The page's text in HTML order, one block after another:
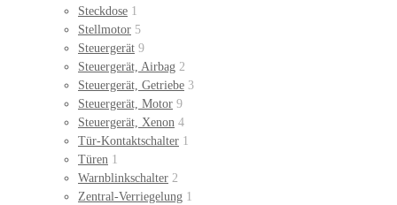
Steckdose 1
Stellmotor 5
Steuergerät 9
Steuergerät, Airbag 2
Steuergerät, Getriebe 3
Steuergerät, Motor 9
Steuergerät, Xenon 4
Tür-Kontaktschalter 1
Türen 1
Warnblinkschalter 2
Zentral-Verriegelung 1